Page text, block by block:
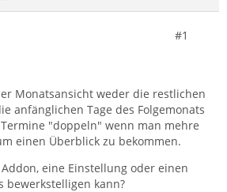
#1
Monatsansicht weder die restlichen
anfänglichen Tage des Folgemonats
"doppeln" wenn man mehre
einen Überblick zu bekommen.
eine Einstellung oder einen
bewerkstelligen kann?